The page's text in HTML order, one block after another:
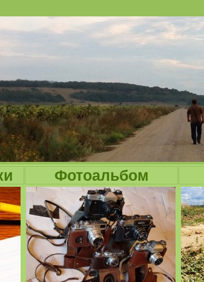
Фотоальбом